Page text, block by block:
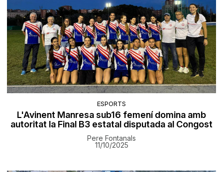
ESPORTS
L'Avinent Manresa sub16 femení domina amb
autoritat la Final B3 estatal disputada al Congost
Pere Fontanals
11/10/2025